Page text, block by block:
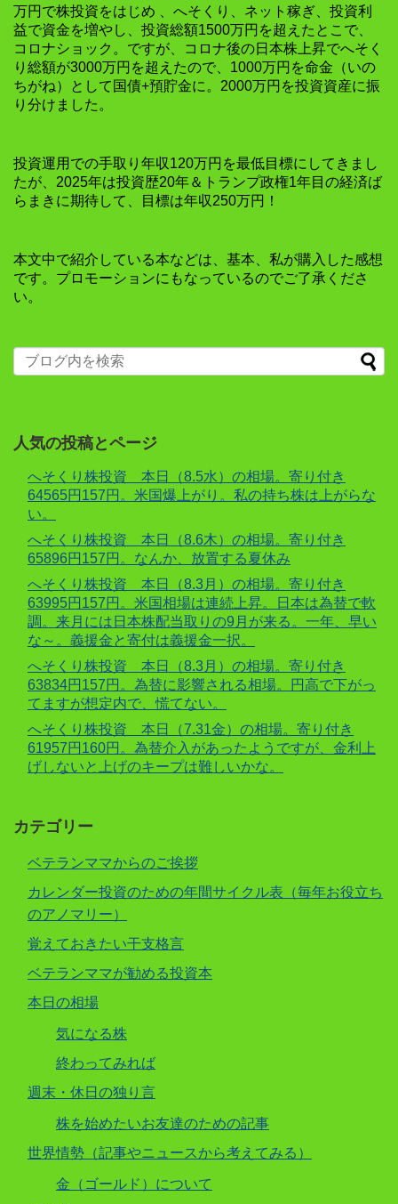
万円で株投資をはじめ 、へそくり、ネット稼ぎ、投資利
益で資金を増やし、投資総額1500万円を超えたとこで、
コロナショック。ですが、コロナ後の日本株上昇でへそく
り総額が3000万円を超えたので、1000万円を命金（いの
ちがね）として国債+預貯金に。2000万円を投資資産に振
り分けました。
投資運用での手取り年収120万円を最低目標にしてきまし
たが、2025年は投資歴20年＆トランプ政権1年目の経済ば
らまきに期待して、目標は年収250万円！
本文中で紹介している本などは、基本、私が購入した感想
です。プロモーションにもなっているのでご了承くださ
い。
人気の投稿とページ
へそくり株投資 本日（8.5水）の相場。寄り付き
64565円157円。米国爆上がり。私の持ち株は上がらな
い。
へそくり株投資 本日（8.6木）の相場。寄り付き
65896円157円。なんか、放置する夏休み
へそくり株投資 本日（8.3月）の相場。寄り付き
63995円157円。米国相場は連続上昇。日本は為替で軟
調。来月には日本株配当取りの9月が来る。一年、早い
な～。義援金と寄付は義援金一択。
へそくり株投資 本日（8.3月）の相場。寄り付き
63834円157円。為替に影響される相場。円高で下がっ
てますが想定内で、慌てない。
へそくり株投資 本日（7.31金）の相場。寄り付き
61957円160円。為替介入があったようですが、金利上
げしないと上げのキープは難しいかな。
カテゴリー
ベテランママからのご挨拶
カレンダー投資のための年間サイクル表（毎年お役立ち
のアノマリー）
覚えておきたい干支格言
ベテランママが勧める投資本
本日の相場
気になる株
終わってみれば
週末・休日の独り言
株を始めたいお友達のための記事
世界情勢（記事やニュースから考えてみる）
金（ゴールド）について